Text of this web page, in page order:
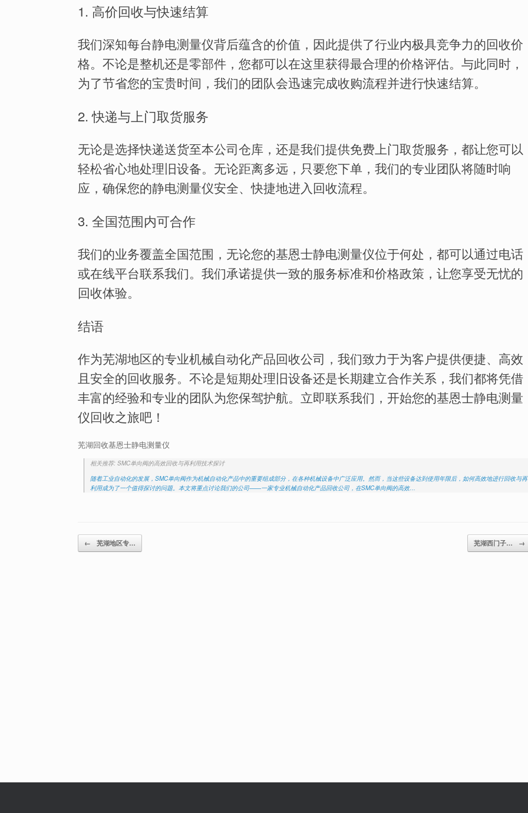
1. 高价回收与快速结算
我们深知每台静电测量仪背后蕴含的价值，因此提供了行业内极具竞争力的回收价
格。不论是整机还是零部件，您都可以在这里获得最合理的价格评估。与此同时，
为了节省您的宝贵时间，我们的团队会迅速完成收购流程并进行快速结算。
2. 快递与上门取货服务
无论是选择快递送货至本公司仓库，还是我们提供免费上门取货服务，都让您可以
轻松省心地处理旧设备。无论距离多远，只要您下单，我们的专业团队将随时响
应，确保您的静电测量仪安全、快捷地进入回收流程。
3. 全国范围内可合作
我们的业务覆盖全国范围，无论您的基恩士静电测量仪位于何处，都可以通过电话
或在线平台联系我们。我们承诺提供一致的服务标准和价格政策，让您享受无忧的
回收体验。
结语
作为芜湖地区的专业机械自动化产品回收公司，我们致力于为客户提供便捷、高效
且安全的回收服务。不论是短期处理旧设备还是长期建立合作关系，我们都将凭借
丰富的经验和专业的团队为您保驾护航。立即联系我们，开始您的基恩士静电测量
仪回收之旅吧！
芜湖回收基恩士静电测量仪
相关推荐: SMC单向阀的高效回收与再利用技术探讨
随着工业自动化的发展，SMC单向阀作为机械自动化产品中的重要组成部分，在各种机械设备中广泛应用。然而，当这些设备达到使用年限后，如何高效地进行回收与再
利用成为了一个值得探讨的问题。本文将重点讨论我们的公司——一家专业机械自动化产品回收公司，在SMC单向阀的高效…
Post navigation
← 芜湖地区专… 芜湖西门子… →